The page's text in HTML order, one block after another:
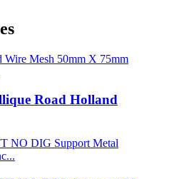
Road Holland